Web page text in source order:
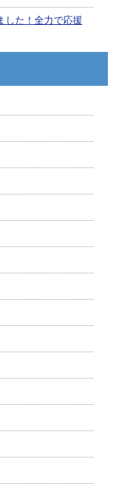
した！全力で応援